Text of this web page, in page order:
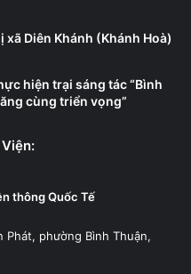
Diên Khánh (Khánh Hoà)
hiện trại sáng tác “Bình
cùng triển vọng”
thông Quốc Tế
Phát, phường Bình Thuận,